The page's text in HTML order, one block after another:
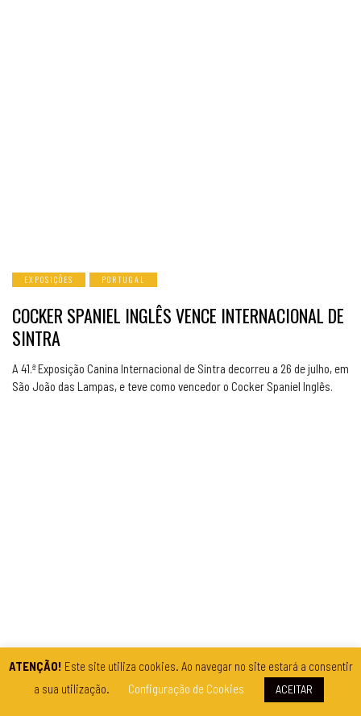
EXPOSIÇÕES PORTUGAL
COCKER SPANIEL INGLÊS VENCE INTERNACIONAL DE
SINTRA
A 41.ª Exposição Canina Internacional de Sintra decorreu a 26 de julho, em
São João das Lampas, e teve como vencedor o Cocker Spaniel Inglês.
ATENÇÃO! Este site utiliza cookies. Ao navegar no site estará a consentir
a sua utilização.
Configuração de Cookies ACEITAR